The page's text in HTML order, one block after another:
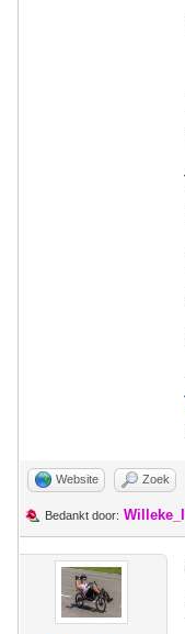
Website Zoek
Bedankt door: